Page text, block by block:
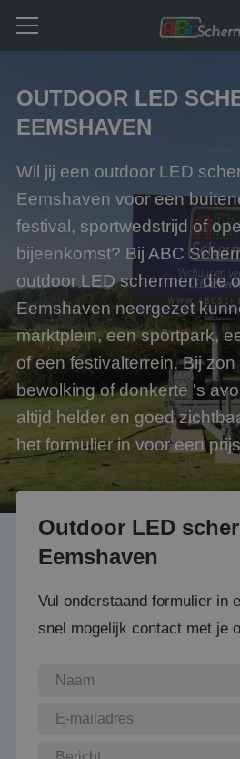
OUTDOOR LED
EEMSHAVEN
Wil jij een outdoor LED
Eemshaven voor een
festival, sportwedstrijd of
bijeenkomst? Bij ABC
outdoor LED schermen die
Eemshaven neergezet
marktplein, een sportpark,
of een festivalterrein. Bij
bewolking of donkerte 's
altijd helder en goed
het formulier in voor een
Outdoor LED
Eemshaven
Vul onderstaand formulier in
snel mogelijk contact met je